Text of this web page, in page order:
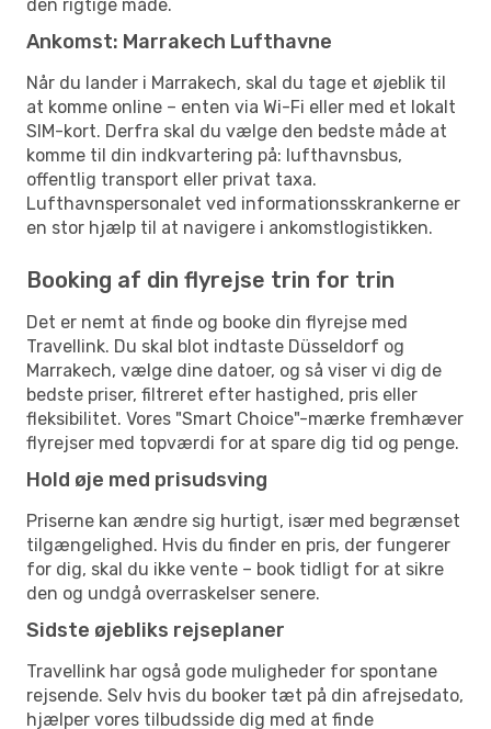
den rigtige måde.
Ankomst: Marrakech Lufthavne
Når du lander i Marrakech, skal du tage et øjeblik til
at komme online – enten via Wi-Fi eller med et lokalt
SIM-kort. Derfra skal du vælge den bedste måde at
komme til din indkvartering på: lufthavnsbus,
offentlig transport eller privat taxa.
Lufthavnspersonalet ved informationsskrankerne er
en stor hjælp til at navigere i ankomstlogistikken.
Booking af din flyrejse trin for trin
Det er nemt at finde og booke din flyrejse med
Travellink. Du skal blot indtaste Düsseldorf og
Marrakech, vælge dine datoer, og så viser vi dig de
bedste priser, filtreret efter hastighed, pris eller
fleksibilitet. Vores "Smart Choice"-mærke fremhæver
flyrejser med topværdi for at spare dig tid og penge.
Hold øje med prisudsving
Priserne kan ændre sig hurtigt, især med begrænset
tilgængelighed. Hvis du finder en pris, der fungerer
for dig, skal du ikke vente – book tidligt for at sikre
den og undgå overraskelser senere.
Sidste øjebliks rejseplaner
Travellink har også gode muligheder for spontane
rejsende. Selv hvis du booker tæt på din afrejsedato,
hjælper vores tilbudsside dig med at finde